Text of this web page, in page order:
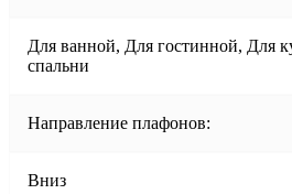
Для ванной, Для гостинной, Для
спальни
Направление плафонов:
Вниз